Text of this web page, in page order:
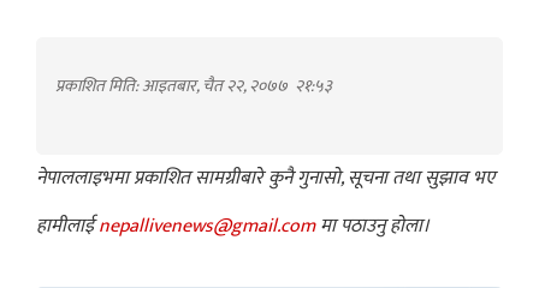
प्रकाशित मिति: आइतबार, चैत २२, २०७७ २१:५३
नेपाललाइभमा प्रकाशित सामग्रीबारे कुनै गुनासो, सूचना तथा सुझाव भए
हामीलाईnepallivenews@gmail.comमा पठाउनु होला।